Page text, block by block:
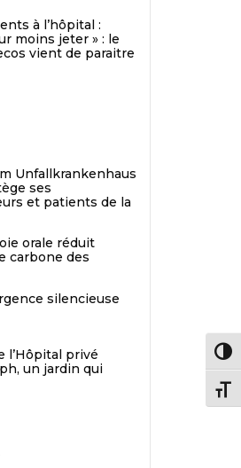
à l’hôpital :
moins jeter » : le
vient de paraitre
Unfallkrankenhaus
ses
et patients de la
orale réduit
carbone des
silencieuse
l’Hôpital privé
un jardin qui